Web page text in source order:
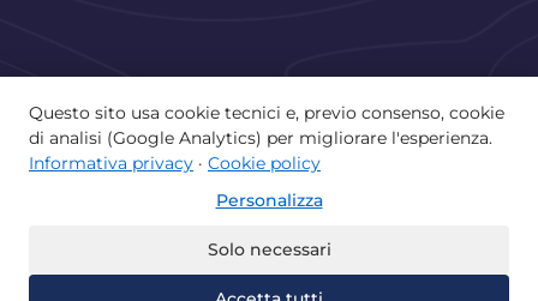
Copyright © 2026 Istituto Paritario Lorenzo
Valla di Castellammare di Stabia | Powered by
Istituto Lorenzo Valla
La scuola e il territorio
Questo sito usa cookie tecnici e, previo consenso, cookie
di analisi (Google Analytics) per migliorare l'esperienza.
Informativa privacy · Cookie policy
Personalizza
Solo necessari